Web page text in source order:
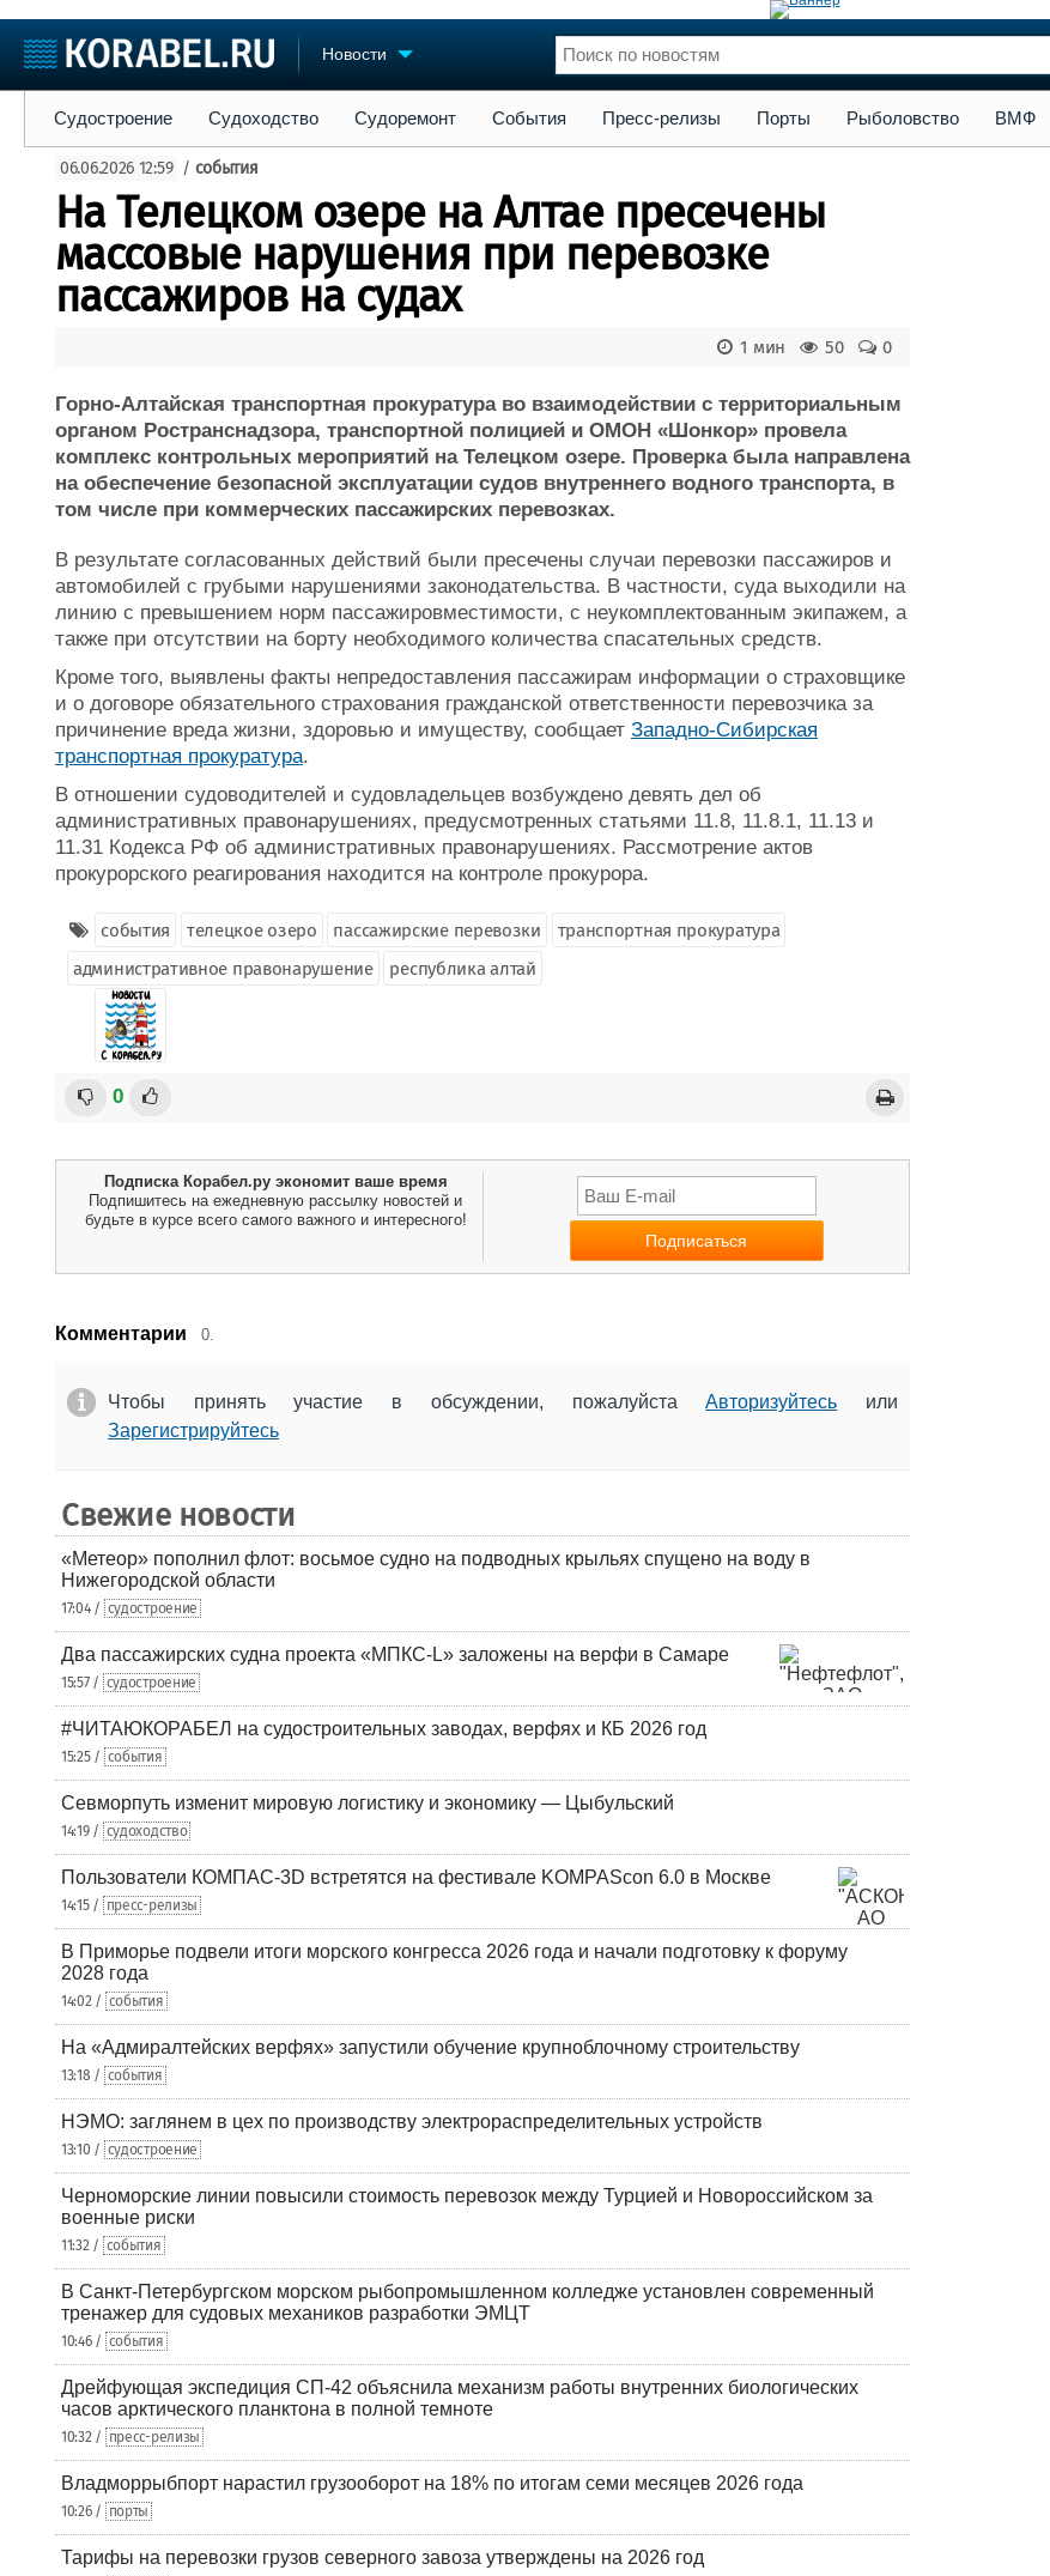
Новости
Судостроение
Пульс
Новости
Репутация
Работа
Торговая площадка
Доска объявлений
Продажа флота
Оборудование
Изделия
Материалы
Услуги
Конференции
Личности
Флот
Форум
Все службы
Судостроение Судоходство Судоремонт События Пресс-релизы Порты Рыболовство ВМФ
06.06.2026 12:59 / события
На Телецком озере на Алтае пресечены
массовые нарушения при перевозке
пассажиров на судах
0
50
1 мин
Горно-Алтайская транспортная прокуратура во взаимодействии с территориальным
органом Ространснадзора, транспортной полицией и ОМОН «Шонкор» провела
комплекс контрольных мероприятий на Телецком озере. Проверка была направлена
на обеспечение безопасной эксплуатации судов внутреннего водного транспорта, в
том числе при коммерческих пассажирских перевозках.
В результате согласованных действий были пресечены случаи перевозки пассажиров и
автомобилей с грубыми нарушениями законодательства. В частности, суда выходили на
линию с превышением норм пассажировместимости, с неукомплектованным экипажем, а
также при отсутствии на борту необходимого количества спасательных средств.
Кроме того, выявлены факты непредоставления пассажирам информации о страховщике
и о договоре обязательного страхования гражданской ответственности перевозчика за
причинение вреда жизни, здоровью и имуществу, сообщает Западно-Сибирская
транспортная прокуратура.
В отношении судоводителей и судовладельцев возбуждено девять дел об
административных правонарушениях, предусмотренных статьями 11.8, 11.8.1, 11.13 и
11.31 Кодекса РФ об административных правонарушениях. Рассмотрение актов
прокурорского реагирования находится на контроле прокурора.
события телецкое озеро пассажирские перевозки
транспортная прокуратура
административное правонарушение
республика алтай
0
Подписка Корабел.ру экономит ваше время
Подпишитесь на ежедневную рассылку новостей и
будьте в курсе всего самого важного и интересного!
Комментарии 0.
Чтобы принять участие в обсуждении, пожалуйстаАвторизуйтесь или
Зарегистрируйтесь
Свежие новости
«Метеор» пополнил флот: восьмое судно на подводных крыльях спущено на воду в
Нижегородской области
17:04 / судостроение
Два пассажирских судна проекта «МПКС-L» заложены на верфи в Самаре
15:57 / судостроение
#ЧИТАЮКОРАБЕЛ на судостроительных заводах, верфях и КБ 2026 год
15:25 / события
Севморпуть изменит мировую логистику и экономику — Цыбульский
14:19 / судоходство
Пользователи КОМПАС-3D встретятся на фестивале KOMPAScon 6.0 в Москве
14:15 / пресс-релизы
В Приморье подвели итоги морского конгресса 2026 года и начали подготовку к форуму
2028 года
14:02 / события
На «Адмиралтейских верфях» запустили обучение крупноблочному строительству
13:18 / события
НЭМО: заглянем в цех по производству электрораспределительных устройств
13:10 / судостроение
Черноморские линии повысили стоимость перевозок между Турцией и Новороссийском за
военные риски
11:32 / события
В Санкт-Петербургском морском рыбопромышленном колледже установлен современный
тренажер для судовых механиков разработки ЭМЦТ
10:46 / события
Дрейфующая экспедиция СП-42 объяснила механизм работы внутренних биологических
часов арктического планктона в полной темноте
10:32 / пресс-релизы
Владморрыбпорт нарастил грузооборот на 18% по итогам семи месяцев 2026 года
10:26 / порты
Тарифы на перевозки грузов северного завоза утверждены на 2026 год